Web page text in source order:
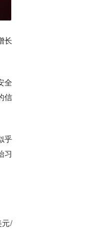
长
全
信
乎
习
/